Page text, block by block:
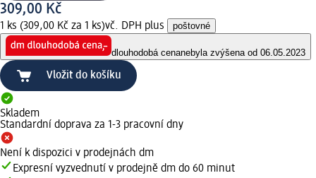
309,00 Kč
1 ks (309,00 Kč za 1 ks)vč. DPH plus poštovné
dlouhodobá cenanebyla zvýšena od 06.05.2023
Vložit do košíku
Skladem
Standardní doprava za 1-3 pracovní dny
Není k dispozici v prodejnách dm
Expresní vyzvednutí v prodejně dm do 60 minut